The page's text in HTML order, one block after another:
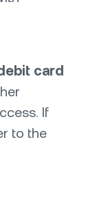
card
If
to the